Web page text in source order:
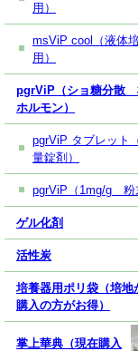
用）
msViP cool（液体
用）
pgrViP（ショ糖分散
ホルモン）
pgrViP タブレット
量錠剤）
pgrViP（1mg/g 粉
ゲル化剤
活性炭
培養器用ポリ袋（培地
購入の方がお得）
掌上華典（現在購入